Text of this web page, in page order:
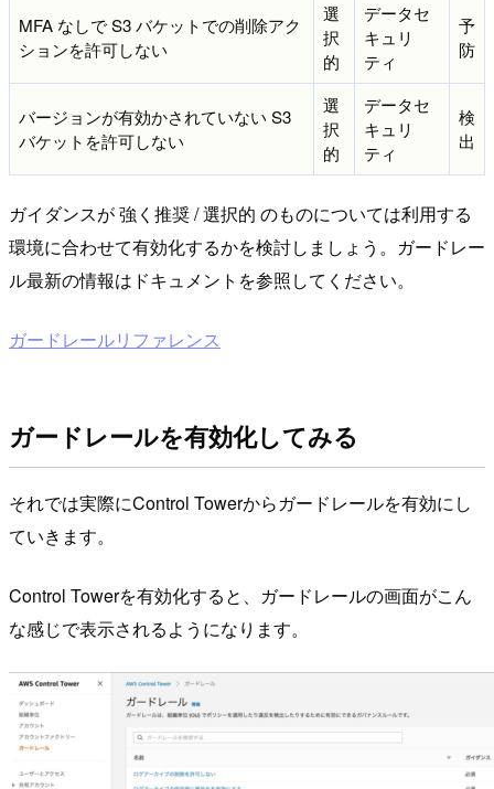
MFA なしで S3 バケットでの削除アク
ションを許可しない
選
択
的
データセ
キュリ
ティ
予
防
バージョンが有効かされていない S3
バケットを許可しない
選
択
的
データセ
キュリ
ティ
検
出
ガイダンスが 強く推奨 / 選択的 のものについては利用する
環境に合わせて有効化するかを検討しましょう。ガードレー
ル最新の情報はドキュメントを参照してください。
ガードレールリファレンス
ガードレールを有効化してみる
それでは実際にControl Towerからガードレールを有効にし
ていきます。
Control Towerを有効化すると、ガードレールの画面がこん
な感じで表示されるようになります。